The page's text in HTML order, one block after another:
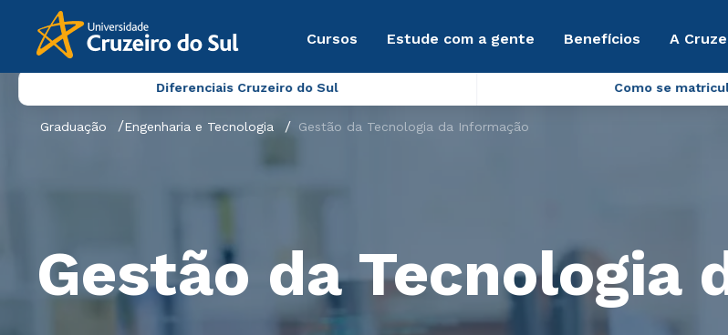
Cursos Estude com a gente Benefícios A
Diferenciais Cruzeiro do Sul Como se
Graduação Engenharia e Tecnologia Gestão da Tecnologia da Informação
Gestão da Tecnologia